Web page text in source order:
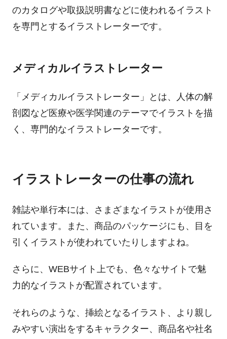
のカタログや取扱説明書などに使われるイラスト
を専門とするイラストレーターです。
メディカルイラストレーター
「メディカルイラストレーター」とは、人体の解
剖図など医療や医学関連のテーマでイラストを描
く、専門的なイラストレーターです。
イラストレーターの仕事の流れ
雑誌や単行本には、さまざまなイラストが使用さ
れています。また、商品のパッケージにも、目を
引くイラストが使われていたりしますよね。
さらに、WEBサイト上でも、色々なサイトで魅
力的なイラストが配置されています。
それらのような、挿絵となるイラスト、より親し
みやすい演出をするキャラクター、商品名や社名